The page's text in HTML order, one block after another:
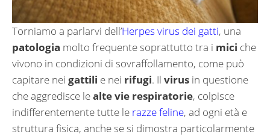
Torniamo a parlarvi dell’Herpes virus dei gatti, una
patologia molto frequente soprattutto tra i mici che
vivono in condizioni di sovraffollamento, come può
capitare nei gattili e nei rifugi. Il virus in questione
che aggredisce lealte vie respiratorie, colpisce
indifferentemente tutte le razze feline, ad ogni età e
struttura fisica, anche se si dimostra particolarmente